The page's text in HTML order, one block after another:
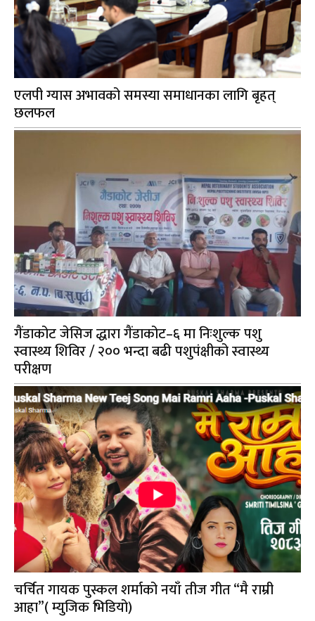
एलपी ग्यास अभावको समस्या समाधानका लागि बृहत्
छलफल
गैंडाकोट जेसिज द्धारा गैंडाकोट–६ मा निःशुल्क पशु
स्वास्थ्य शिविर / २०० भन्दा बढी पशुपंक्षीको स्वास्थ्य
परीक्षण
चर्चित गायक पुस्कल शर्माको नयाँ तीज गीत “मै राम्री
आहा”( म्युजिक भिडियो)